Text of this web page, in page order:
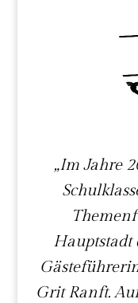
„Im Jahre
Hauptstadt
Grit Ranft.